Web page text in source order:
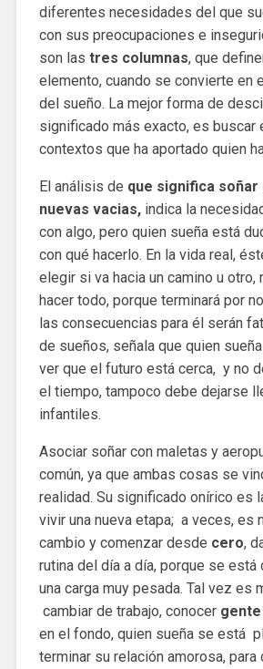
diferentes necesidades del que
con sus preocupaciones e
son las tres columnas, que
elemento, cuando se convierte en
del sueño. La mejor forma de
significado más exacto, es buscar
contextos que ha aportado quien
El análisis de que significa soñar
nuevas vacias,indica la
con algo, pero quien sueña está
con qué hacerlo. En la vida real,
elegir si va hacia un camino u otro,
hacer todo, porque terminará por
las consecuencias para él serán
de sueños, señala que quien
ver que el futuro está cerca, y no
el tiempo, tampoco debe dejarse
infantiles.
Asociar soñar con maletas y
común, ya que ambas cosas se
realidad. Su significado onírico es
vivir una nueva etapa; a veces, es
cambio y comenzar desde cero,
rutina del día a día, porque se está
una carga muy pesada. Tal vez es
cambiar de trabajo, conocer
en el fondo, quien sueña se está
terminar su relación amorosa, para